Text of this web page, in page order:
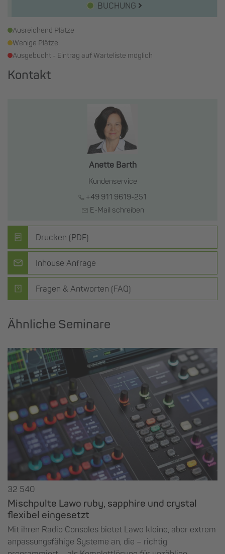
BUCHUNG
Ausreichend Plätze
Wenige Plätze
Ausgebucht - Eintrag auf Warteliste möglich
Kontakt
Anette Barth
Kundenservice
+49 911 9619-251
E-Mail schreiben
Drucken (PDF)
Inhouse Anfrage
Fragen & Antworten (FAQ)
Ähnliche Seminare
32 540
Mischpulte Lawo ruby, sapphire und crystal
flexibel eingesetzt
Mit ihren Radio Consoles bietet Lawo kleine, aber extrem
anpassungsfähige Systeme an, die – richtig